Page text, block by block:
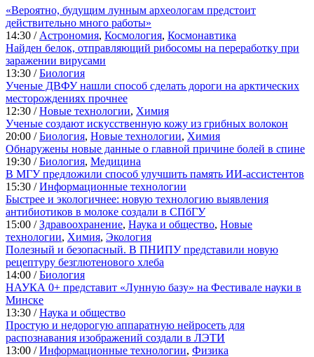
«Вероятно, будущим лунным археологам предстоит
действительно много работы»
14:30 / Астрономия, Космология, Космонавтика
Найден белок, отправляющий рибосомы на переработку при
заражении вирусами
13:30 /Биология
Ученые ДВФУ нашли способ сделать дороги на арктических
месторождениях прочнее
12:30 /Новые технологии, Химия
Ученые создают искусственную кожу из грибных волокон
20:00 /Биология, Новые технологии, Химия
Обнаружены новые данные о главной причине болей в спине
19:30 /Биология, Медицина
В МГУ предложили способ улучшить память ИИ-ассистентов
15:30 /Информационные технологии
Быстрее и экологичнее: новую технологию выявления
антибиотиков в молоке создали в СПбГУ
15:00 /Здравоохранение, Наука и общество, Новые
технологии, Химия, Экология
Полезный и безопасный. В ПНИПУ представили новую
рецептуру безглютенового хлеба
14:00 /Биология
НАУКА 0+ представит «Лунную базу» на Фестивале науки в
Минске
13:30 /Наука и общество
Простую и недорогую аппаратную нейросеть для
распознавания изображений создали в ЛЭТИ
13:00 /Информационные технологии, Физика